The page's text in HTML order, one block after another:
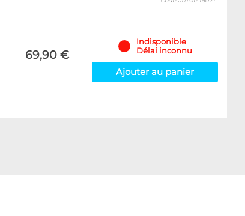
69,90 €
Indisponible
Délai inconnu
Ajouter au panier